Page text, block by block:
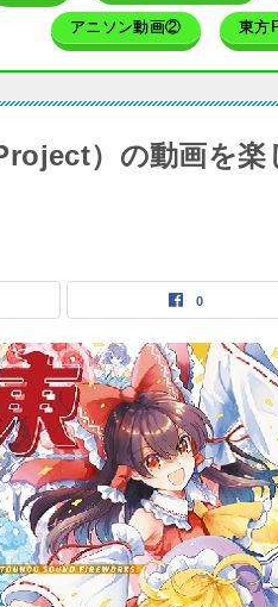
アニソン動画② 東方
）の動画を楽
0